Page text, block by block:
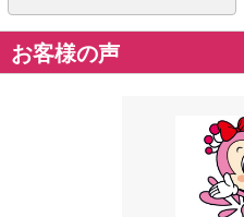
お客様の声